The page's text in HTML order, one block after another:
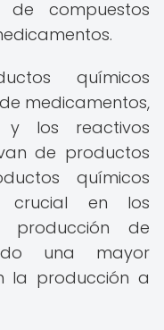
de compuestos
químicos
medicamentos,
y los reactivos
de productos
químicos
crucial en los
producción de
una mayor
la producción a